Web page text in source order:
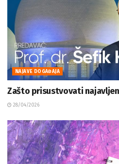
NAJAVE DOGAĐAJA
Zašto prisustvovati
28/04/2026